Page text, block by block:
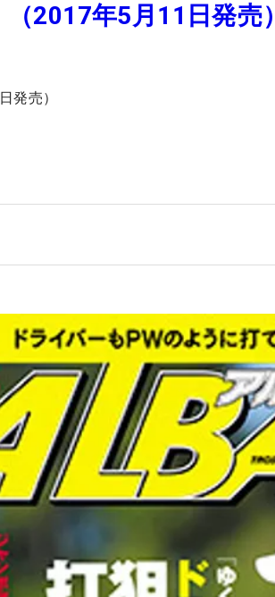
2017年5月11日発売）
発売）